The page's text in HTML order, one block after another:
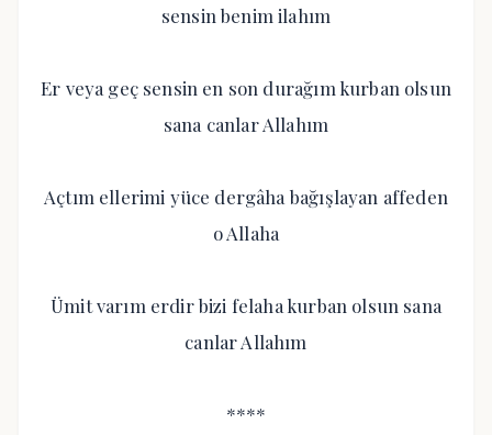
sensin benim ilahım
Er veya geç sensin en son durağım kurban olsun
sana canlar Allahım
Açtım ellerimi yüce dergâha bağışlayan affeden
o Allaha
Ümit varım erdir bizi felaha kurban olsun sana
canlar Allahım
****